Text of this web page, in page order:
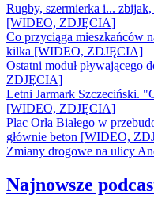
Rugby, szermierka i...
[WIDEO, ZDJĘCIA]
Co przyciąga mieszkańców
kilka [WIDEO, ZDJĘCIA]
Ostatni moduł pływającego
ZDJĘCIA]
Letni Jarmark Szczeciński.
[WIDEO, ZDJĘCIA]
Plac Orła Białego w
głównie beton [WIDEO,
Zmiany drogowe na ulicy
Najnowsze